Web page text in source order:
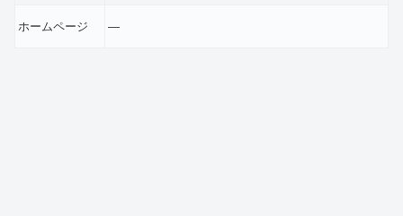
ホームページ ―